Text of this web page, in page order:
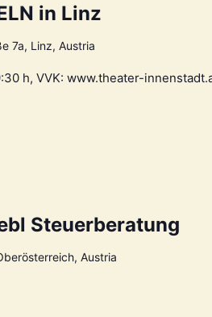
in Linz
7a, Linz, Austria
h, VVK: www.theater-
Steuerberatung
Austria